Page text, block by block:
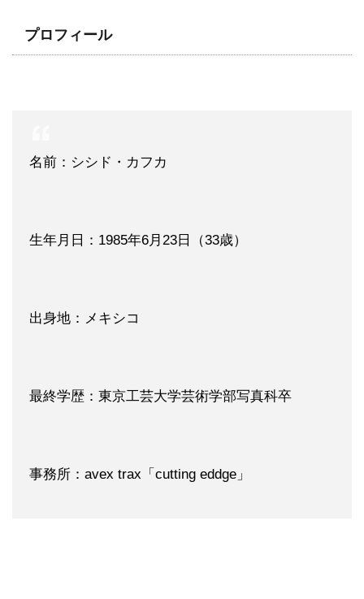
プロフィール
名前：シシド・カフカ
生年月日：1985年6月23日（33歳）
出身地：メキシコ
最終学歴：東京工芸大学芸術学部写真科卒
事務所：avex trax「cutting eddge」